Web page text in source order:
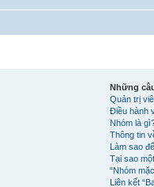
Những
Quản trị
Điều hành
Nhóm là
Thông tin
Làm sao
Tại sao
“Nhóm
Liên kết